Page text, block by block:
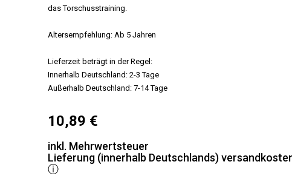
das Torschusstraining.
Altersempfehlung: Ab 5 Jahren
Lieferzeit beträgt in der Regel:
Innerhalb Deutschland: 2-3 Tage
Außerhalb Deutschland: 7-14 Tage
10,89 €
inkl. Mehrwertsteuer
Lieferung (innerhalb Deutschlands)
ⓘ